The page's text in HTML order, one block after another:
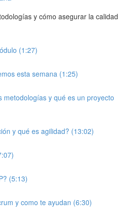
y cómo asegurar la calidad
(1:27)
esta semana (1:25)
metodologías y qué es un proyecto
y qué es agilidad? (13:02)
(5:13)
y como te ayudan (6:30)